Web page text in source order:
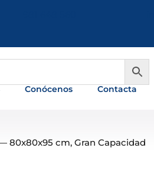
Conócenos Contacta
80x80x95 cm, Gran Capacidad